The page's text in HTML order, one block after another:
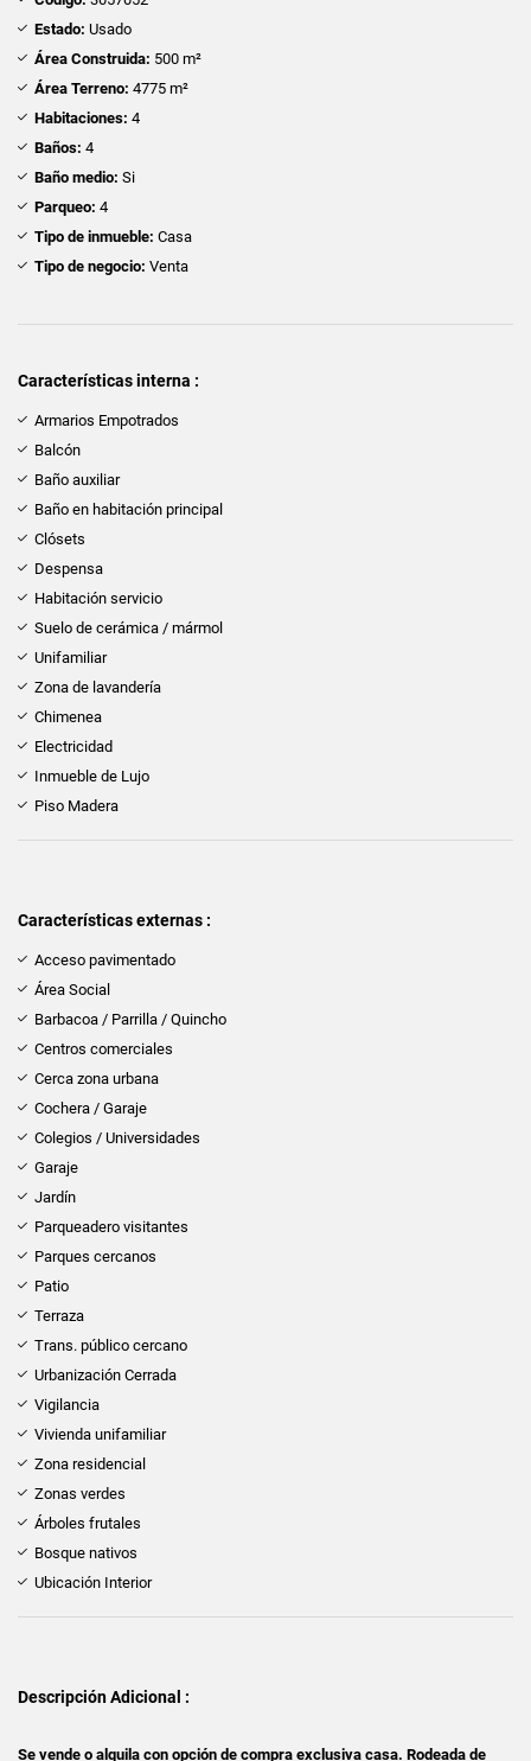
Estado: Usado
Área Construida: 500 m²
Área Terreno: 4775 m²
Habitaciones: 4
Baños: 4
Baño medio: Si
Parqueo: 4
Tipo de inmueble: Casa
Tipo de negocio: Venta
Características interna :
Armarios Empotrados
Balcón
Baño auxiliar
Baño en habitación principal
Clósets
Despensa
Habitación servicio
Suelo de cerámica / mármol
Unifamiliar
Zona de lavandería
Chimenea
Electricidad
Inmueble de Lujo
Piso Madera
Características externas :
Acceso pavimentado
Área Social
Barbacoa / Parrilla / Quincho
Centros comerciales
Cerca zona urbana
Cochera / Garaje
Colegios / Universidades
Garaje
Jardín
Parqueadero visitantes
Parques cercanos
Patio
Terraza
Trans. público cercano
Urbanización Cerrada
Vigilancia
Vivienda unifamiliar
Zona residencial
Zonas verdes
Árboles frutales
Bosque nativos
Ubicación Interior
Descripción Adicional :
Se vende o alquila con opción de compra exclusiva casa. Rodeada de